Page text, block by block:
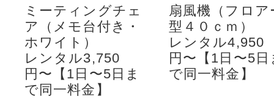
ミーティングチェ
ア（メモ台付き・
ホワイト）
レンタル3,750
円〜【1日〜5日ま
で同一料金】
扇風機（フロア
型４０ｃｍ）
レンタル4,950
円〜【1日〜5日
で同一料金】